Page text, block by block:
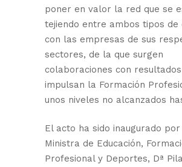
poner en valor la red que se
tejiendo entre ambos tipos de
con las empresas de sus
sectores, de la que surgen
colaboraciones con
impulsan la Formación
unos niveles no alcanzados
El acto ha sido inaugurado
Ministra de Educación,
Profesional y Deportes, Dª